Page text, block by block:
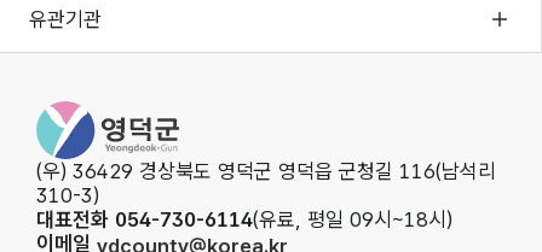
유관기관
영덕군청
(우) 36429 경상북도 영덕군 영덕읍 군청길 116(남석리
310-3)
대표전화 054-730-6114(유료, 평일 09시~18시)
이메일 ydcounty@korea.kr